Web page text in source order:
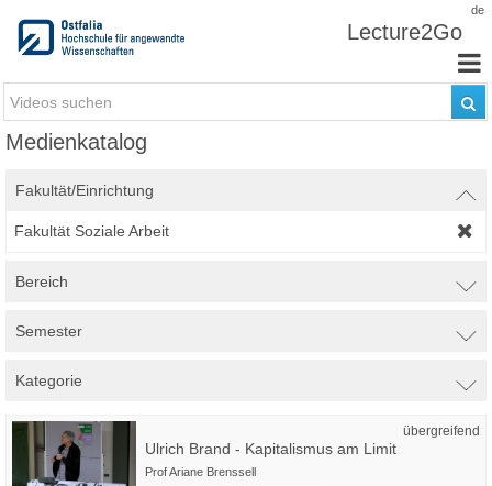
de
Lecture2Go
Medienkatalog
Fakultät/Einrichtung
Fakultät Soziale Arbeit
Bereich
Semester
Kategorie
übergreifend
Ulrich Brand - Kapitalismus am Limit
Prof Ariane Brenssell